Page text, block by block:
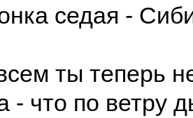
седая -
ты теперь
- что по ветру